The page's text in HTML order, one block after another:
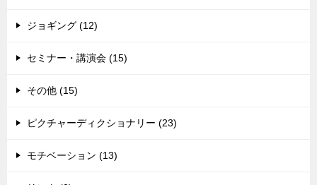
ジョギング (12)
セミナー・講演会 (15)
その他 (15)
ピクチャーディクショナリー (23)
モチベーション (13)